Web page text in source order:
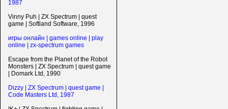
1987
Vinny Puh | ZX Spectrum | quest
game | Softland Software, 1996
игры онлайн | games online | play
online | zx-spectrum games
Escape from the Planet of the Robot
Monsters | ZX Spectrum | quest game
| Domark Ltd, 1990
Dizzy | ZX Spectrum | quest game |
Code Masters Ltd, 1987